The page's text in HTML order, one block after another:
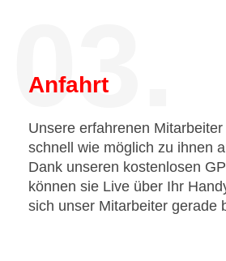
03.
Anfahrt
Unsere erfahrenen
schnell wie möglich zu ihnen
Dank unseren kostenlosen
können sie Live über Ihr
sich unser Mitarbeiter gerade